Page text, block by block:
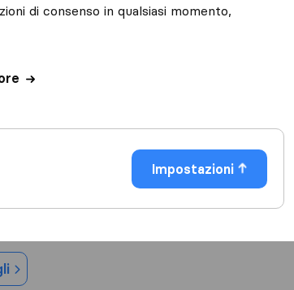
di consenso in qualsiasi momento,
Impostazioni